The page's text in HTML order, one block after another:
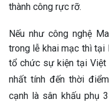
thành công rực rỡ.
Nếu như công nghệ
trong lễ khai mạc thì
tổ chức sự kiện tại Việt
nhất tính đến thời
cạnh là sân khấu phụ